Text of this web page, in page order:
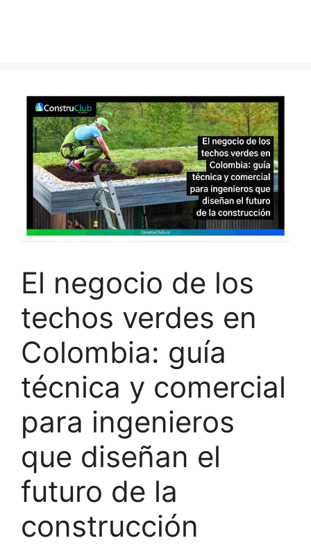
El negocio de los
techos verdes en
Colombia: guía
técnica y comercial
para ingenieros
que diseñan el
futuro de la
construcción